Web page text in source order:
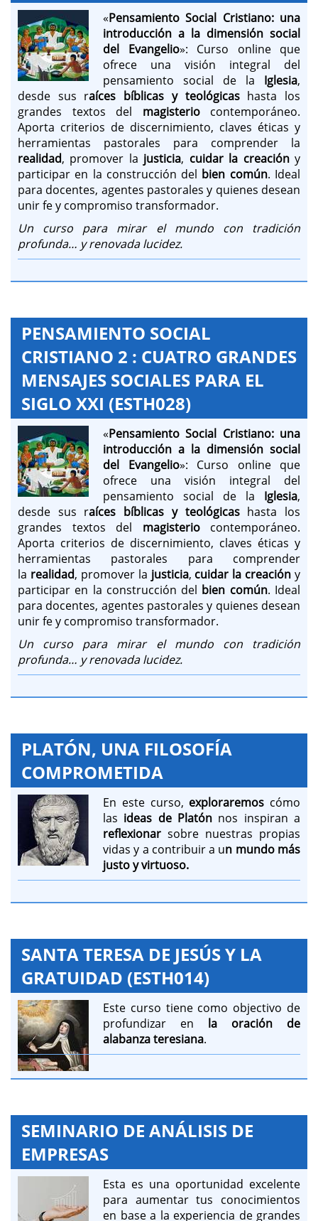
«Pensamiento Social Cristiano: una
introducción a la dimensión social
del Evangelio»: Curso online que
ofrece una visión integral del
pensamiento social de la Iglesia,
desde sus raíces bíblicas y teológicashasta los
grandes textos del magisteriocontemporáneo.
Aporta criterios de discernimiento, claves éticas y
herramientas pastorales para comprender la
realidad, promover la justicia, cuidar la creacióny
participar en la construcción del bien común. Ideal
para docentes, agentes pastorales y quienes desean
unir fe y compromiso transformador.
Un curso para mirar el mundo con tradición
profunda… y renovada lucidez.
PENSAMIENTO SOCIAL
CRISTIANO 2 : CUATRO GRANDES
MENSAJES SOCIALES PARA EL
SIGLO XXI (ESTH028)
«Pensamiento Social Cristiano: una
introducción a la dimensión social
del Evangelio»: Curso online que
ofrece una visión integral del
pensamiento social de la Iglesia,
desde sus raíces bíblicas y teológicashasta los
grandes textos del magisteriocontemporáneo.
Aporta criterios de discernimiento, claves éticas y
herramientas pastorales para comprender
la realidad, promover la justicia, cuidar la creación y
participar en la construcción del bien común. Ideal
para docentes, agentes pastorales y quienes desean
unir fe y compromiso transformador.
Un curso para mirar el mundo con tradición
profunda… y renovada lucidez.
PLATÓN, UNA FILOSOFÍA
COMPROMETIDA
En este curso, exploraremos cómo
las ideas de Platón nos inspiran a
reflexionar sobre nuestras propias
vidas y a contribuir a un mundo más
justo y virtuoso.
SANTA TERESA DE JESÚS Y LA
GRATUIDAD (ESTH014)
Este curso tiene como objectivo de
profundizar en la oración de
alabanza teresiana.
SEMINARIO DE ANÁLISIS DE
EMPRESAS
Esta es una oportunidad excelente
para aumentar tus conocimientos
en base a la experiencia de grandes